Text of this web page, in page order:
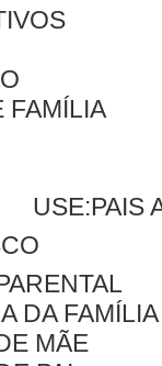
USE:PAIS
DA FAMÍLIA
MÃE